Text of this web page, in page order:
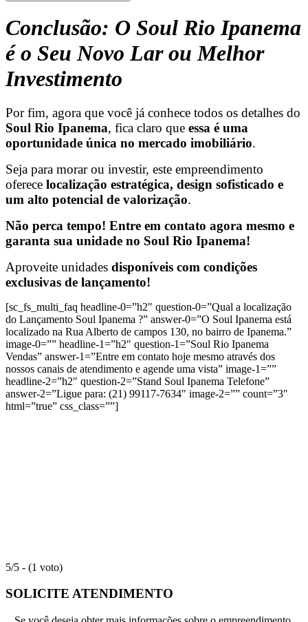
Conclusão: O Soul Rio Ipanema
é o Seu Novo Lar ou Melhor
Investimento
Por fim, agora que você já conhece todos os detalhes do
Soul Rio Ipanema, fica claro que essa é uma
oportunidade única no mercado imobiliário.
Seja para morar ou investir, este empreendimento
oferece localização estratégica, design sofisticado e
um alto potencial de valorização.
Não perca tempo! Entre em contato agora mesmo e
garanta sua unidade no Soul Rio Ipanema!
Aproveite unidades disponíveis com condições
exclusivas de lançamento!
[sc_fs_multi_faq headline-0=”h2″ question-0=”Qual a localização
do Lançamento Soul Ipanema ?” answer-0=”O Soul Ipanema está
localizado na Rua Alberto de campos 130, no bairro de Ipanema.”
image-0=”” headline-1=”h2″ question-1=”Soul Rio Ipanema
Vendas” answer-1=”Entre em contato hoje mesmo através dos
nossos canais de atendimento e agende uma vista” image-1=””
headline-2=”h2″ question-2=”Stand Soul Ipanema Telefone”
answer-2=”Ligue para: (21) 99117-7634″ image-2=”” count=”3″
html=”true” css_class=””]
5/5 - (1 voto)
SOLICITE ATENDIMENTO